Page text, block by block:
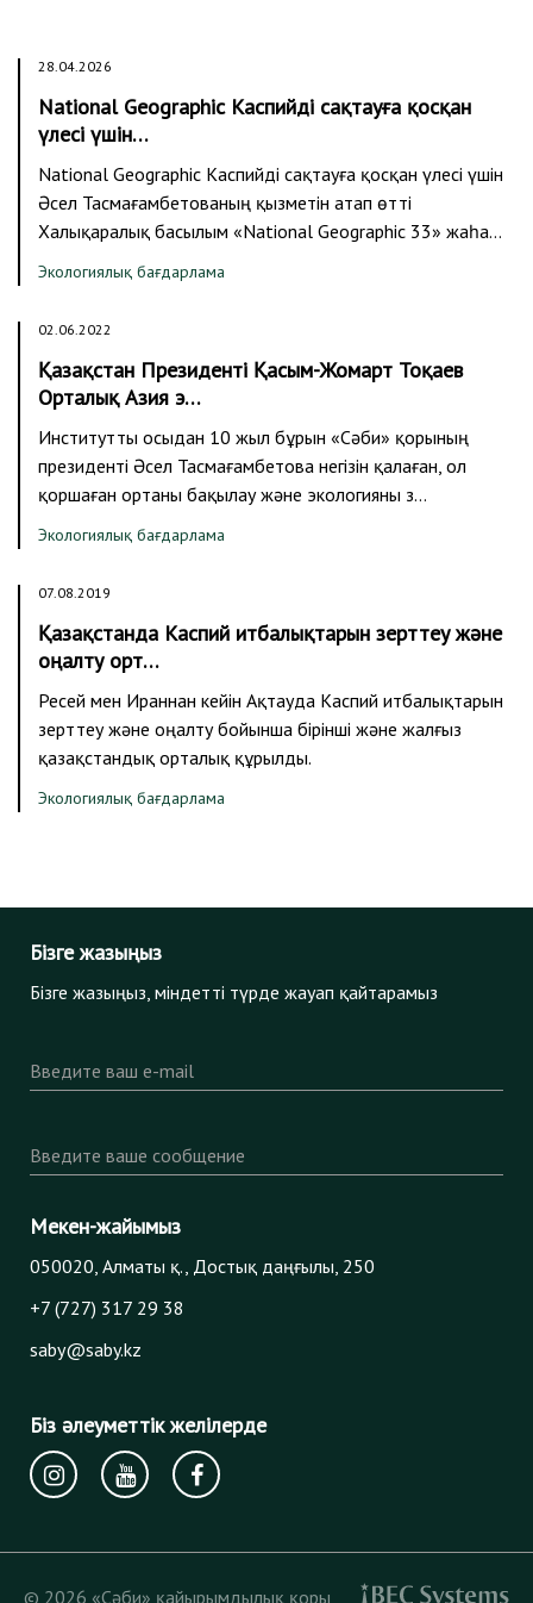
28.04.2026
National Geographic Каспийді сақтауға қосқан
үлесі үшін…
National Geographic Каспийді сақтауға қосқан үлесі үшін
Әсел Тасмағамбетованың қызметін атап өтті
Халықаралық басылым «National Geographic 33» жаһа…
Экологиялық бағдарлама
02.06.2022
Қазақстан Президенті Қасым-Жомарт Тоқаев
Орталық Азия э…
Институтты осыдан 10 жыл бұрын «Сәби» қорының
президенті Әсел Тасмағамбетова негізін қалаған, ол
қоршаған ортаны бақылау және экологияны з…
Экологиялық бағдарлама
07.08.2019
Қазақстанда Каспий итбалықтарын зерттеу және
оңалту орт…
Ресей мен Ираннан кейін Ақтауда Каспий итбалықтарын
зерттеу және оңалту бойынша бірінші және жалғыз
қазақстандық орталық құрылды.
Экологиялық бағдарлама
Бізге жазыңыз
Бізге жазыңыз, міндетті түрде жауап қайтарамыз
Введите ваш e-mail
Введите ваше сообщение
Мекен-жайымыз
050020, Алматы қ., Достық даңғылы, 250
+7 (727) 317 29 38
saby@saby.kz
Біз әлеуметтік желілерде
© 2026 «Сәби» қайырымдылық қоры